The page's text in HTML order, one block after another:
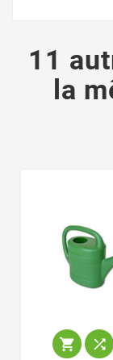
11
la
 